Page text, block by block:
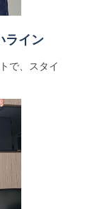
ライン
で、スタイ